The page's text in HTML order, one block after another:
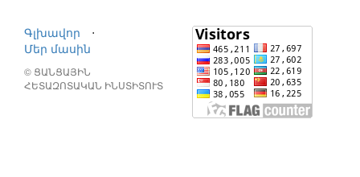
Գլխավոր
⋅
Մեր մասին
© ՑԱՆՑԱՅԻՆ
ՀԵՏԱԶՈՏԱԿԱՆ ԻՆՍՏԻՏՈՒՏ